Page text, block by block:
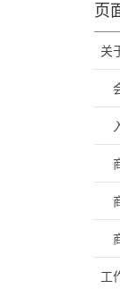
页
关
工